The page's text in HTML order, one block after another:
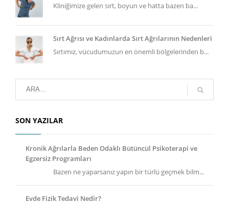
Kliniğimize gelen sırt, boyun ve hatta bazen ba...
Sırt Ağrısı ve Kadınlarda Sırt Ağrılarının Nedenleri
Sırtımız, vücudumuzun en önemli bölgelerinden b...
SON YAZILAR
Kronik Ağrılarla Beden Odaklı Bütüncül Psikoterapi ve
Egzersiz Programları
Bazen ne yaparsanız yapın bir türlü geçmek bilm...
Evde Fizik Tedavi Nedir?